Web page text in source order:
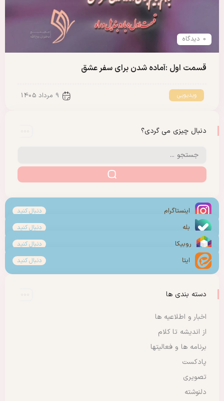
0 دیدگاه
قسمت اول :آماده شدن برای سفر عشق
ویدیویی 9 مرداد 1405
دنبال چیزی می گردی؟
اینستاگرام دنبال کنید
بله دنبال کنید
روبیکا دنبال کنید
ایتا دنبال کنید
دسته بندی ها
اخبار و اطلاعیه ها
از اندیشه تا کلام
برنامه ها و فعالیتها
پادکست
تصویری
دلنوشته